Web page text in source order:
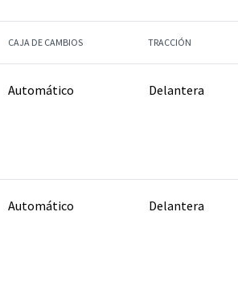
CAJA DE CAMBIOS TRACCIÓN
Automático Delantera
Automático Delantera